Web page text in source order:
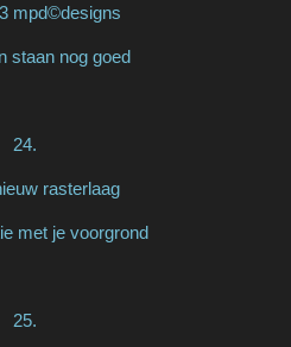
mpd©designs
staan nog goed
24.
rasterlaag
met je voorgrond
25.